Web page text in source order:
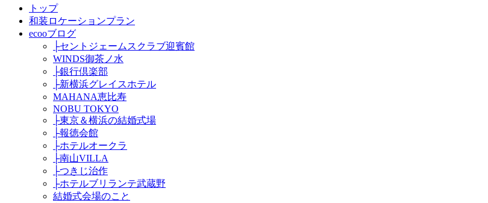
トップ
和装ロケーションプラン
ecooブログ
├セントジェームスクラブ迎賓館
WINDS御茶ノ水
├銀行倶楽部
├新横浜グレイスホテル
MAHANA恵比寿
NOBU TOKYO
├東京＆横浜の結婚式場
├報徳会館
├ホテルオークラ
├南山VILLA
├つきじ治作
├ホテルブリランテ武蔵野
結婚式会場のこと